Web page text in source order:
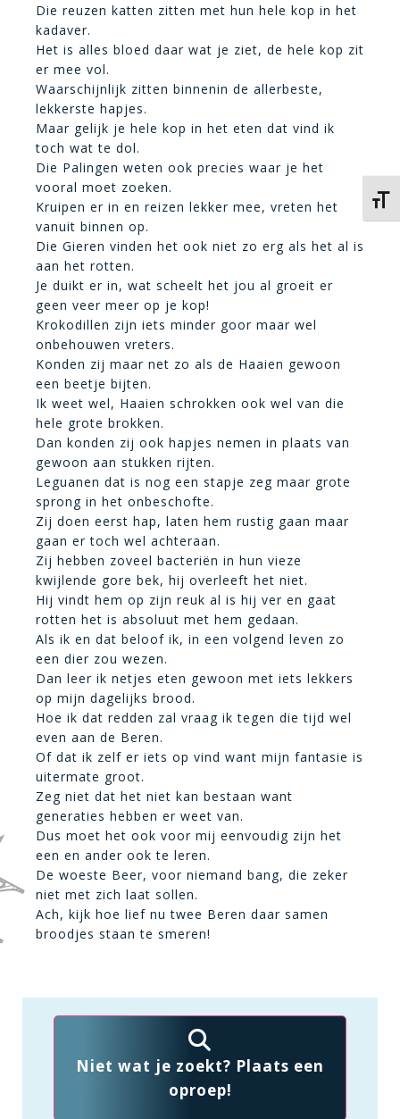
Die reuzen katten zitten met hun hele kop in het
kadaver.
Het is alles bloed daar wat je ziet, de hele kop zit
er mee vol.
Waarschijnlijk zitten binnenin de allerbeste,
lekkerste hapjes.
Maar gelijk je hele kop in het eten dat vind ik
toch wat te dol.
Die Palingen weten ook precies waar je het
vooral moet zoeken.
Kruipen er in en reizen lekker mee, vreten het
vanuit binnen op.
Die Gieren vinden het ook niet zo erg als het al is
aan het rotten.
Je duikt er in, wat scheelt het jou al groeit er
geen veer meer op je kop!
Krokodillen zijn iets minder goor maar wel
onbehouwen vreters.
Konden zij maar net zo als de Haaien gewoon
een beetje bijten.
Ik weet wel, Haaien schrokken ook wel van die
hele grote brokken.
Dan konden zij ook hapjes nemen in plaats van
gewoon aan stukken rijten.
Leguanen dat is nog een stapje zeg maar grote
sprong in het onbeschofte.
Zij doen eerst hap, laten hem rustig gaan maar
gaan er toch wel achteraan.
Zij hebben zoveel bacteriën in hun vieze
kwijlende gore bek, hij overleeft het niet.
Hij vindt hem op zijn reuk al is hij ver en gaat
rotten het is absoluut met hem gedaan.
Als ik en dat beloof ik, in een volgend leven zo
een dier zou wezen.
Dan leer ik netjes eten gewoon met iets lekkers
op mijn dagelijks brood.
Hoe ik dat redden zal vraag ik tegen die tijd wel
even aan de Beren.
Of dat ik zelf er iets op vind want mijn fantasie is
uitermate groot.
Zeg niet dat het niet kan bestaan want
generaties hebben er weet van.
Dus moet het ook voor mij eenvoudig zijn het
een en ander ook te leren.
De woeste Beer, voor niemand bang, die zeker
niet met zich laat sollen.
Ach, kijk hoe lief nu twee Beren daar samen
broodjes staan te smeren!
Niet wat je zoekt? Plaats een
oproep!